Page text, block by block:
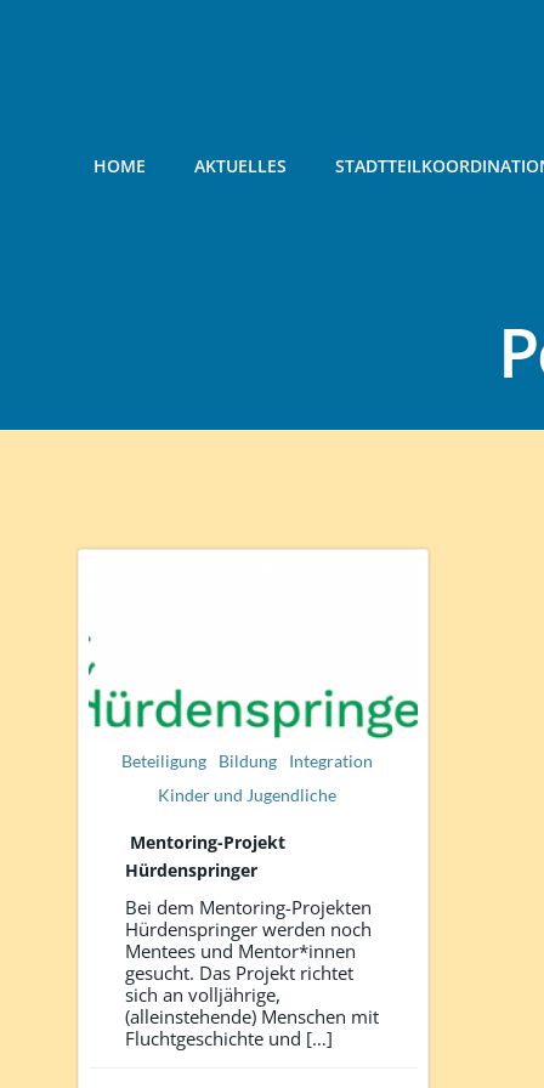
HOME AKTUELLES
Beteiligung Bildung
Integration
Kinder und Jugendliche
Mentoring-Projekt
Hürdenspringer
Bei dem Mentoring-Projekten
Hürdenspringer werden noch
Mentees und Mentor*innen
gesucht. Das Projekt richtet
sich an volljährige,
(alleinstehende) Menschen mit
Fluchtgeschichte und […]